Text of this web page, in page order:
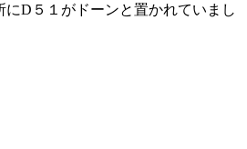
D５１がドーンと置かれていまし